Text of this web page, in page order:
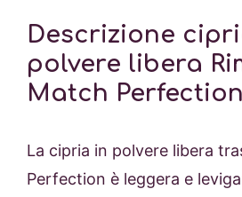
Descrizione
polvere libera
Match Perfection
La cipria in polvere libera
Perfection è leggera e